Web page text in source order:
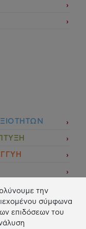
την
σύμφωνα
επιδόσεων του